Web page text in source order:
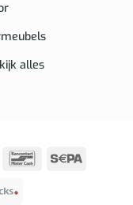
alles
Bancontact